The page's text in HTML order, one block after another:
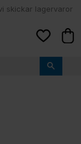
skickar lagervaror